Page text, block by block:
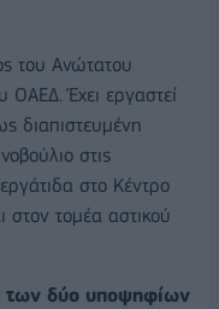
του Ανώτατου
ΟΑΕΔ. Έχει εργαστεί
διαπιστευμένη
στις
στο Κέντρο
στον τομέα αστικού
των δύο υποψηφίων